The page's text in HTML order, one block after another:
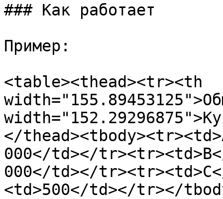
### Как работает
Пример:
<table><thead><tr><th
</
000</td></
000</td></
<td>500</td></tr></